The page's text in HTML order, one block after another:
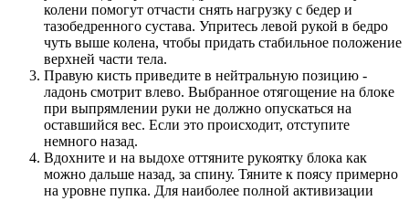
колени помогут отчасти снять нагрузку с бедер и
тазобедренного сустава. Упритесь левой рукой в бедро
чуть выше колена, чтобы придать стабильное положение
верхней части тела.
Правую кисть приведите в нейтральную позицию -
ладонь смотрит влево. Выбранное отягощение на блоке
при выпрямлении руки не должно опускаться на
оставшийся вес. Если это происходит, отступите
немного назад.
Вдохните и на выдохе оттяните рукоятку блока как
можно дальше назад, за спину. Тяните к поясу примерно
на уровне пупка. Для наиболее полной активизации